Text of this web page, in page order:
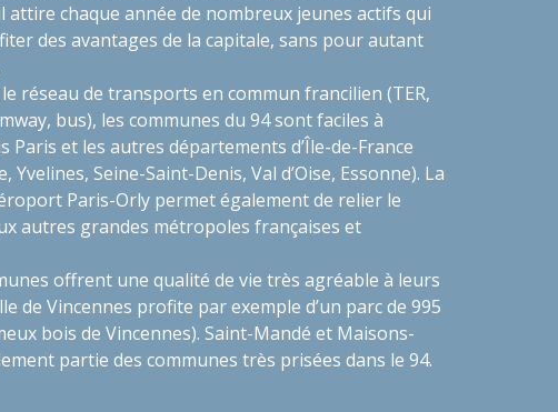
attire chaque année de nombreux jeunes actifs qui
des avantages de la capitale, sans pour autant
réseau de transports en commun francilien (TER,
bus), les communes du 94 sont faciles à
Paris et les autres départements d’Île-de-France
Yvelines, Seine-Saint-Denis, Val d’Oise, Essonne). La
Paris-Orly permet également de relier le
autres grandes métropoles françaises et
offrent une qualité de vie très agréable à leurs
de Vincennes profite par exemple d’un parc de 995
bois de Vincennes). Saint-Mandé et Maisons-
partie des communes très prisées dans le 94.